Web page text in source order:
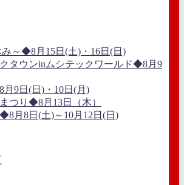
～◆8月15日(土)・16日(日)
タウンinムシテックワールド◆8月9
9日(日)・10日(月)
つり◆8月13日（木）
月8日(土)～10月12日(日)